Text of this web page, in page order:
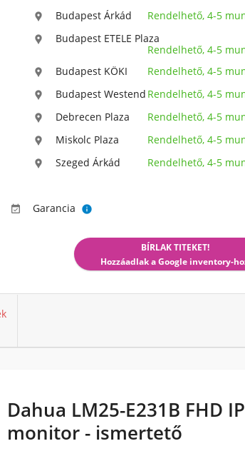
 Budapest Árkád Rendelhető, 4-5

Budapest ETELE Plaza
Rendelhető, 4-5
 Budapest KÖKI Rendelhető, 4-5
 Budapest Westend Rendelhető, 4-5
 Debrecen Plaza Rendelhető, 4-5
 Miskolc Plaza Rendelhető, 4-5
 Szeged Árkád Rendelhető, 4-5
 Garancia 
BÍRLAK TITEKET!
Hozzáadlak a Google inventory-
Dahua LM25-E231B FHD
monitor - ismertető